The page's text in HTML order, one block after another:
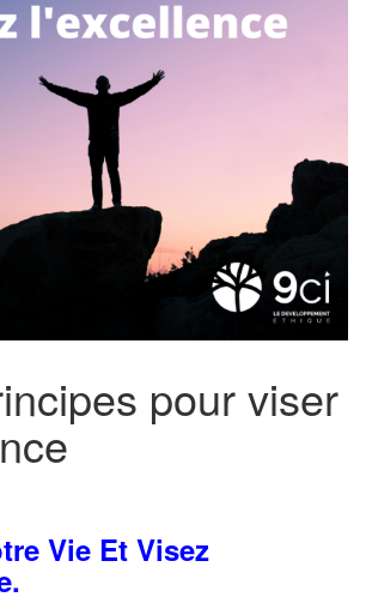
pour viser
Vie Et Visez